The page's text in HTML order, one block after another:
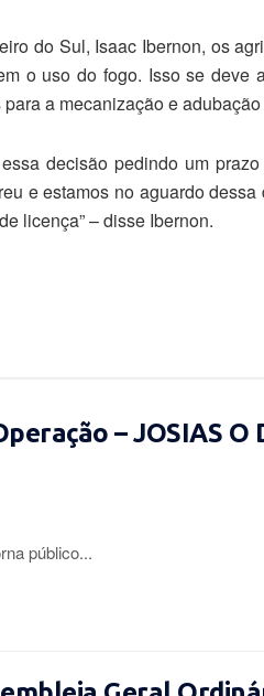
do Sul, Isaac Ibernon, os
o uso do fogo. Isso se deve
a mecanização e
decisão pedindo um
e estamos no aguardo
licença” – disse Ibernon.
– JOSIAS O
público...